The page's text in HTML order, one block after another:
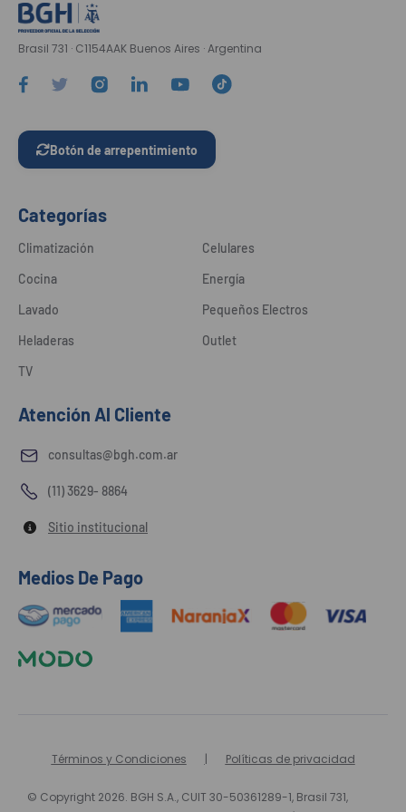
Brasil 731 · C1154AAK Buenos Aires · Argentina
Botón de arrepentimiento
Categorías
Climatización
Cocina
Lavado
Heladeras
TV
Celulares
Energía
Pequeños Electros
Outlet
Atención Al Cliente
consultas@bgh.com.ar
(11) 3629- 8864
Sitio institucional
Medios De Pago
Términos y Condiciones Políticas de privacidad
© Copyright 2026. BGH S.A., CUIT 30-50361289-1, Brasil 731,